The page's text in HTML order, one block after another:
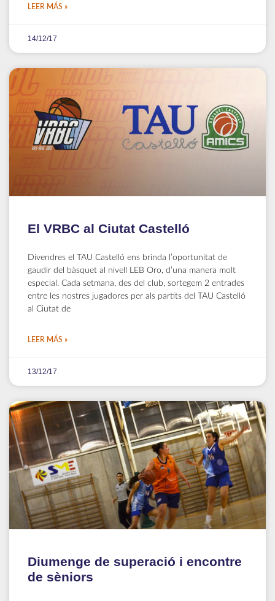
LEER MÁS »
14/12/17
El VRBC al Ciutat Castelló
Divendres el TAU Castelló ens brinda l’oportunitat de
gaudir del bàsquet al nivell LEB Oro, d’una manera molt
especial. Cada setmana, des del club, sortegem 2 entrades
entre les nostres jugadores per als partits del TAU Castelló
al Ciutat de
LEER MÁS »
13/12/17
Diumenge de superació i encontre
de sèniors